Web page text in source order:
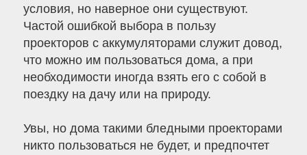
условия, но наверное они существуют.
Частой ошибкой выбора в пользу
проекторов с аккумуляторами служит довод,
что можно им пользоваться дома, а при
необходимости иногда взять его с собой в
поездку на дачу или на природу.
Увы, но дома такими бледными проекторами
никто пользоваться не будет, и предпочтет